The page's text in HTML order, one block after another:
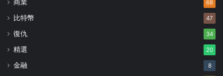
商業 68
比特幣 47
復仇 34
精選 20
金融 8